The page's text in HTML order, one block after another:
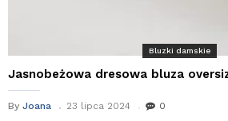
Bluzki damskie
Jasnobeżowa dresowa bluza
By Joana 23 lipca 2024 0